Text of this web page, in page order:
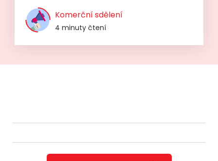
Komerční sdělení
4 minuty čtení